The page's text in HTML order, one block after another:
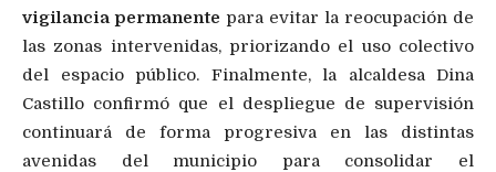
vigilancia permanente para evitar la reocupación de
las zonas intervenidas, priorizando el uso colectivo
del espacio público. Finalmente, la alcaldesa Dina
Castillo confirmó que el despliegue de supervisión
continuará de forma progresiva en las distintas
avenidas del municipio para consolidar el